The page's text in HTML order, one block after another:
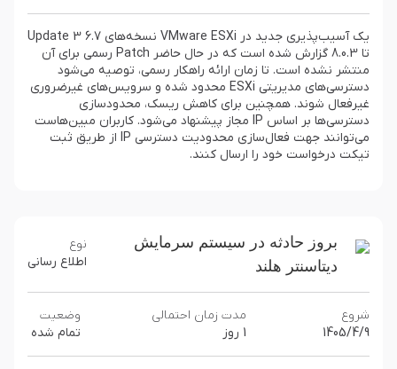
یک آسیب‌پذیری جدید در VMware ESXi نسخه‌های 6.7 Update 3
تا 8.0.3 گزارش شده است که در حال حاضر Patch رسمی برای آن
منتشر نشده است. تا زمان ارائه راهکار رسمی، توصیه می‌شود
دسترسی‌های مدیریتی ESXi محدود شده و سرویس‌های غیرضروری
غیرفعال شوند. همچنین برای کاهش ریسک، محدودسازی
دسترسی‌ها بر اساس IP مجاز پیشنهاد می‌شود. کاربران مبین‌هاست
می‌توانند جهت فعال‌سازی محدودیت دسترسی IP از طریق ثبت
تیکت درخواست خود را ارسال کنند.
بروز حادثه در سیستم سرمایش
دیتاسنتر هلند
نوع
اطلاع رسانی
شروع
1405/4/9
مدت زمان احتمالی
1 روز
وضعیت
تمام شده